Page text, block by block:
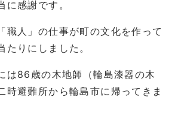
に感謝です。
職人」の仕事が町の文化を作って
たりにしました。
は86歳の木地師（輪島漆器の木
時避難所から輪島市に帰ってきま